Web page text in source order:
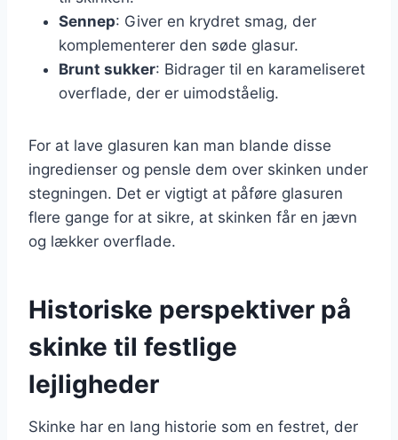
Sennep: Giver en krydret smag, der
komplementerer den søde glasur.
Brunt sukker: Bidrager til en karameliseret
overflade, der er uimodståelig.
For at lave glasuren kan man blande disse
ingredienser og pensle dem over skinken under
stegningen. Det er vigtigt at påføre glasuren
flere gange for at sikre, at skinken får en jævn
og lækker overflade.
Historiske perspektiver på
skinke til festlige
lejligheder
Skinke har en lang historie som en festret, der